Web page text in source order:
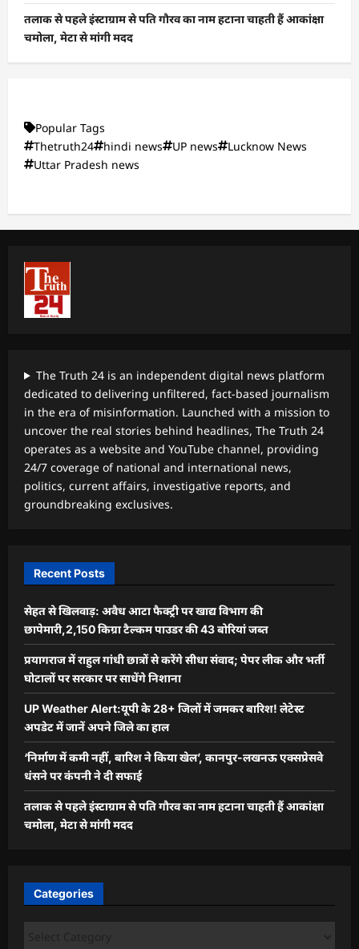
तलाक से पहले इंस्टाग्राम से पति गौरव का नाम हटाना चाहती हैं आकांक्षा
चमोला, मेटा से मांगी मदद
Popular Tags
Thetruth24
hindi news UP news
Lucknow News
Uttar Pradesh news
The Truth 24 is an independent digital news platform
dedicated to delivering unfiltered, fact-based journalism
in the era of misinformation. Launched with a mission to
uncover the real stories behind headlines, The Truth 24
operates as a website and YouTube channel, providing
24/7 coverage of national and international news,
politics, current affairs, investigative reports, and
groundbreaking exclusives.
Recent Posts
सेहत से खिलवाड़: अवैध आटा फैक्ट्री पर खाद्य विभाग की
छापेमारी,2,150 किग्रा टैल्कम पाउडर की 43 बोरियां जब्त
प्रयागराज में राहुल गांधी छात्रों से करेंगे सीधा संवाद; पेपर लीक और भर्ती
घोटालों पर सरकार पर साधेंगे निशाना
UP Weather Alert:यूपी के 28+ जिलों में जमकर बारिश! लेटेस्ट
अपडेट में जानें अपने जिले का हाल
‘निर्माण में कमी नहीं, बारिश ने किया खेल’, कानपुर-लखनऊ एक्सप्रेसवे
धंसने पर कंपनी ने दी सफाई
तलाक से पहले इंस्टाग्राम से पति गौरव का नाम हटाना चाहती हैं आकांक्षा
चमोला, मेटा से मांगी मदद
Categories